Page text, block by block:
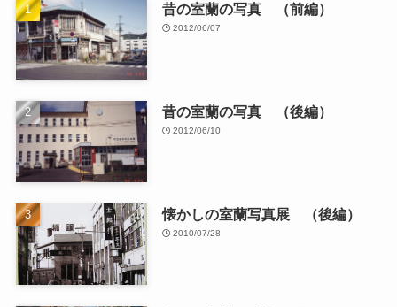
昔の室蘭の写真 （前編）
2012/06/07
昔の室蘭の写真 （後編）
2012/06/10
懐かしの室蘭写真展 （後編）
2010/07/28